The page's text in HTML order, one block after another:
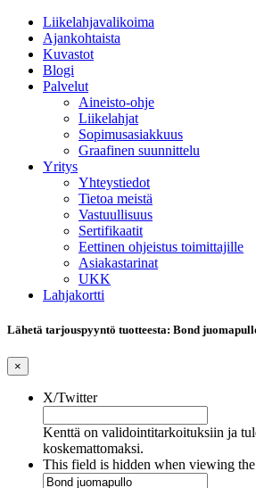
Liikelahjavalikoima
Ajankohtaista
Kuvastot
Blogi
Palvelut
Aineisto-ohje
Liikelahjat
Sopimusasiakkuus
Graafinen suunnittelu
Yritys
Yhteystiedot
Tietoa meistä
Vastuullisuus
Sertifikaatit
Eettinen ohjeistus toimittajille
Asiakastarinat
UKK
Lahjakortti
Lähetä tarjouspyyntö tuotteesta: Bond
×
X/Twitter
Kenttä on validointitarkoituksiin ja
koskemattomaksi.
This field is hidden when viewing